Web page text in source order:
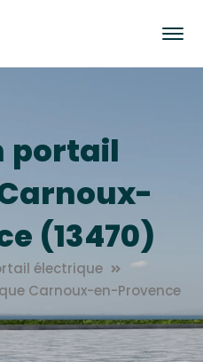
portail
(13470)
électrique
Carnoux-en-Provence